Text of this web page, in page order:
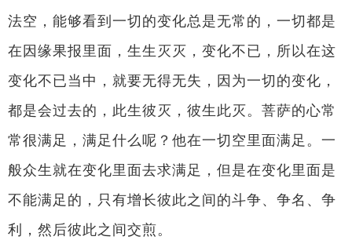
法空，能够看到一切的变化总是无常的，一切都是
在因缘果报里面，生生灭灭，变化不已，所以在这
变化不已当中，就要无得无失，因为一切的变化，
都是会过去的，此生彼灭，彼生此灭。菩萨的心常
常很满足，满足什么呢？他在一切空里面满足。一
般众生就在变化里面去求满足，但是在变化里面是
不能满足的，只有增长彼此之间的斗争、争名、争
利，然后彼此之间交煎。